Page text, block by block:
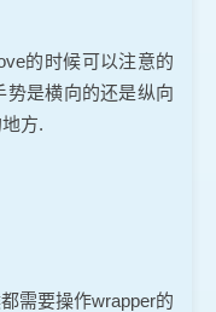
的时候可以注意的
势是横向的还是纵向
方.
需要操作wrapper的